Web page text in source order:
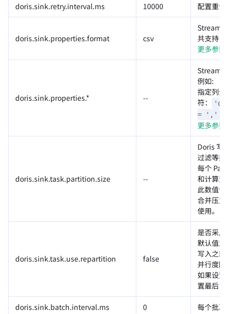
doris.sink.retry.interval.ms 10000 配置重
doris.sink.properties.format csv
Stream
共支持 3
更多参
doris.sink.properties.* --
Stream
例如:
指定列分
符：
= ','
更多参
doris.sink.task.partition.size --
Doris 写
过滤等
每个
和计算
此数值
合并压
使用。
doris.sink.task.use.repartition false
是否采
默认值
写入之
并行度
如果设
置最后
doris.sink.batch.interval.ms 0 每个批